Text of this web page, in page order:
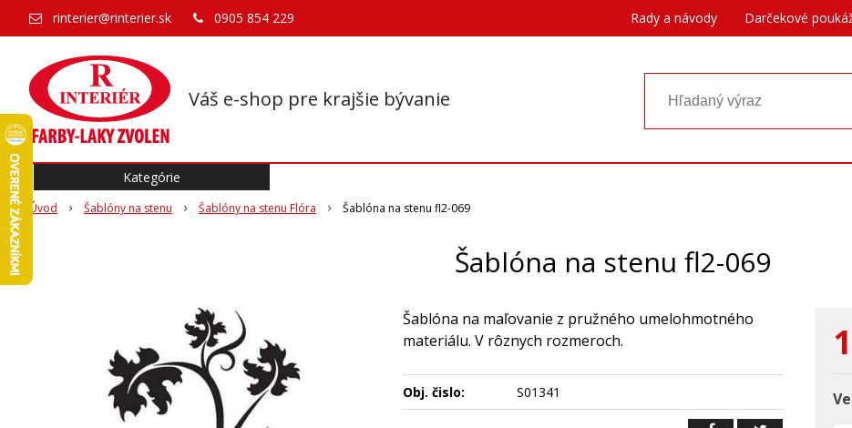
Váš e-shop pre krajšie bývanie
rinterier@rinterier.sk 0905 854 229 Rady a návody Darčekové
Úvod Šablóny na stenu Šablóny na stenu Flóra Šablóna na stenu fl2-069
Šablóna na stenu fl2-069
Šablóna na maľovanie z pružného umelohmotného
materiálu. V rôznych rozmeroch.
Obj. čislo: S01341
Kategórie